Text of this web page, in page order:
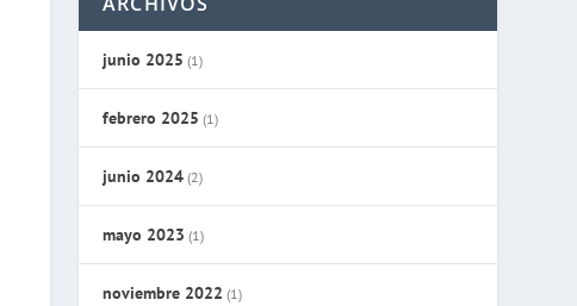
junio 2025 (1)
febrero 2025 (1)
junio 2024(2)
mayo 2023 (1)
noviembre 2022 (1)